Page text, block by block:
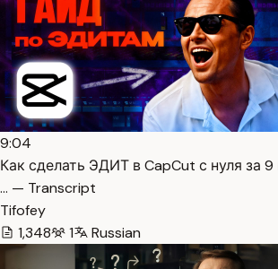
9:04
Как сделать ЭДИТ в CapCut с нуля за
… — Transcript
Tifofey
1,348
1 Russian